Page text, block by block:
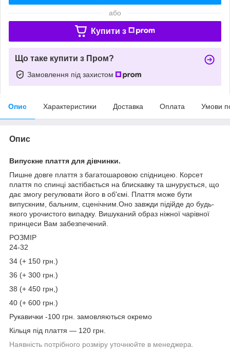
або
Купити з
Що таке купити з Пром?
Замовлення під захистом
Опис Характеристики Доставка Оплата Умови
Опис
Випускне плаття для дівчинки.
Пишне довге плаття з багатошаровою спідницею. Корсет
плаття по спинці застібається на блискавку та шнурується, що
дає змогу регулювати його в об'ємі. Плаття може бути
випускним, бальним, сценічним.Оно завжди підійде до будь-
якого урочистого випадку. Вишуканий образ ніжної чарівної
принцеси Вам забезпечений.
РОЗМІР
24-32
34 (+ 150 грн.)
36 (+ 300 грн.)
38 (+ 450 грн,)
40 (+ 600 грн.)
Рукавички -100 грн. замовляються окремо
Кільця під плаття — 120 грн.
Наявність потрібного розміру уточнюйте в менеджера.